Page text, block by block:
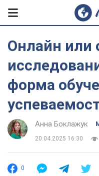
Онлайн или
форма
Анна Боклажук
20.04.2025 16:30
0